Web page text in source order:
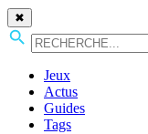
✖
Jeux
Actus
Guides
Tags